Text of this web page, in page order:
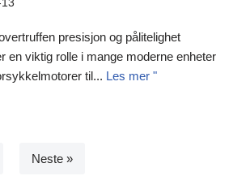
presisjon og pålitelighet
en viktig rolle i mange moderne enheter
til... Les mer "
Neste »